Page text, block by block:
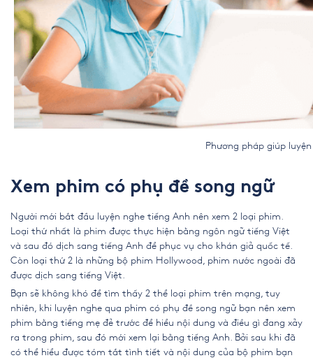
Phương pháp giúp luyện nghe
Xem phim có phụ đề song ngữ
Người mới bắt đầu luyện nghe tiếng Anh nên xem 2 loại phim.
Loại thứ nhất là phim được thực hiện bằng ngôn ngữ tiếng Việt
và sau đó dịch sang tiếng Anh để phục vụ cho khán giả quốc tế.
Còn loại thứ 2 là những bộ phim Hollywood, phim nước ngoài đã
được dịch sang tiếng Việt.
Bạn sẽ không khó để tìm thấy 2 thể loại phim trên mạng, tuy
nhiên, khi luyện nghe qua phim có phụ đề song ngữ bạn nên xem
phim bằng tiếng mẹ đẻ trước để hiểu nội dung và điều gì đang xảy
ra trong phim, sau đó mới xem lại bằng tiếng Anh. Bởi sau khi đã
có thể hiểu được tóm tắt tình tiết và nội dung của bộ phim bạn